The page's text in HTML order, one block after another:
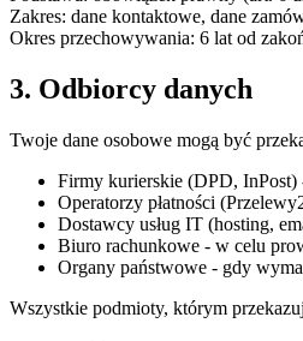
Zakres: dane kontaktowe, dane
Okres przechowywania: 6 lat od
3. Odbiorcy danych
Twoje dane osobowe mogą być
Firmy kurierskie (DPD,
Operatorzy płatności
Dostawcy usług IT (hosting,
Biuro rachunkowe - w celu
Organy państwowe - gdy
Wszystkie podmioty, którym